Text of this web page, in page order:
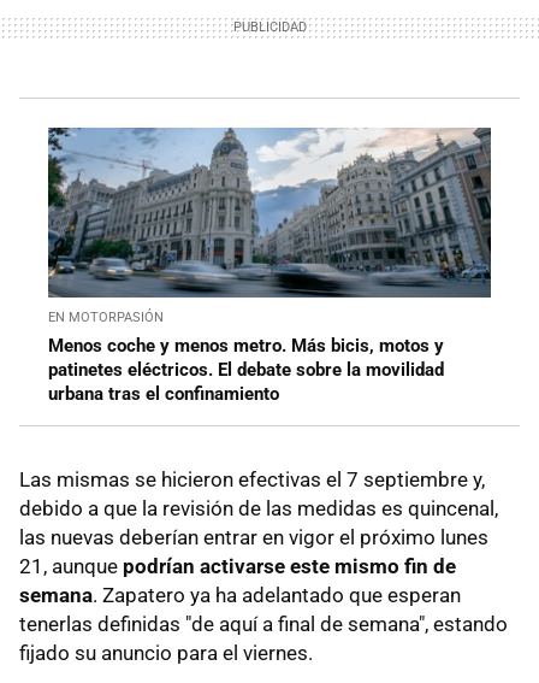
EN MOTORPASIÓN
Menos coche y menos metro. Más bicis, motos y
patinetes eléctricos. El debate sobre la movilidad
urbana tras el confinamiento
Las mismas se hicieron efectivas el 7 septiembre y,
debido a que la revisión de las medidas es quincenal,
las nuevas deberían entrar en vigor el próximo lunes
21, aunque podrían activarse este mismo fin de
semana. Zapatero ya ha adelantado que esperan
tenerlas definidas "de aquí a final de semana", estando
fijado su anuncio para el viernes.